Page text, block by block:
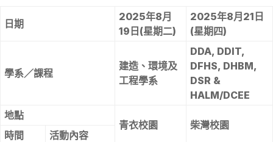
日期
2025年8月
19日(星期二)
2025年8月21日
(星期四)
學系／課程
建造、環境及
工程學系
DDA, DDIT,
DFHS, DHBM,
DSR &
HALM/DCEE
地點
青衣校園
柴灣校園
時間
活動內容